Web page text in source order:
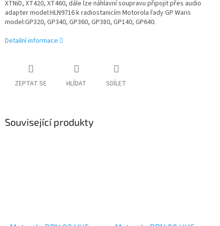
XTNiD, XT420, XT460, dále lze náhlavní soupravu připojit přes audio
adapter model:HLN9716 k radiostanicím Motorola řady GP Waris
model:GP320, GP340, GP360, GP380, GP140, GP640.
Detailní informace
ZEPTAT SE HLÍDAT SDÍLET
Související produkty